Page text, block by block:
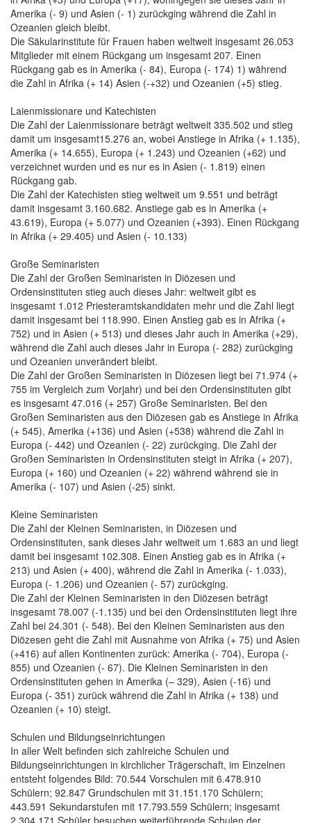
Amerika (- 9) und Asien (- 1) zurückging während die Zahl in
Ozeanien gleich bleibt.
Die Säkularinstitute für Frauen haben weltweit insgesamt 26.053
Mitglieder mit einem Rückgang um insgesamt 207. Einen
Rückgang gab es in Amerika (- 84), Europa (- 174) 1) während
die Zahl in Afrika (+ 14) Asien (-+32) und Ozeanien (+5) stieg.
Laienmissionare und Katechisten
Die Zahl der Laienmissionare beträgt weltweit 335.502 und stieg
damit um insgesamt15.276 an, wobei Anstiege in Afrika (+ 1.135),
Amerika (+ 14.655), Europa (+ 1.243) und Ozeanien (+62) und
verzeichnet wurden und es nur es in Asien (- 1.819) einen
Rückgang gab.
Die Zahl der Katechisten stieg weltweit um 9.551 und beträgt
damit insgesamt 3.160.682. Anstiege gab es in Amerika (+
43.619), Europa (+ 5.077) und Ozeanien (+393). Einen Rückgang
in Afrika (+ 29.405) und Asien (- 10.133)
Große Seminaristen
Die Zahl der Großen Seminaristen in Diözesen und
Ordensinstituten stieg auch dieses Jahr: weltweit gibt es
insgesamt 1.012 Priesteramtskandidaten mehr und die Zahl liegt
damit insgesamt bei 118.990. Einen Anstieg gab es in Afrika (+
752) und in Asien (+ 513) und dieses Jahr auch in Amerika (+29),
während die Zahl auch dieses Jahr in Europa (- 282) zurückging
und Ozeanien unverändert bleibt.
Die Zahl der Großen Seminaristen in Diözesen liegt bei 71.974 (+
755 im Vergleich zum Vorjahr) und bei den Ordensinstituten gibt
es insgesamt 47.016 (+ 257) Große Seminaristen. Bei den
Großen Seminaristen aus den Diözesen gab es Anstiege in Afrika
(+ 545), Amerika (+136) und Asien (+538) während die Zahl in
Europa (- 442) und Ozeanien (- 22) zurückging. Die Zahl der
Großen Seminaristen in Ordensinstituten steigt in Afrika (+ 207),
Europa (+ 160) und Ozeanien (+ 22) während während sie in
Amerika (- 107) und Asien (-25) sinkt.
Kleine Seminaristen
Die Zahl der Kleinen Seminaristen, in Diözesen und
Ordensinstituten, sank dieses Jahr weltweit um 1.683 an und liegt
damit bei insgesamt 102.308. Einen Anstieg gab es in Afrika (+
213) und Asien (+ 400), während die Zahl in Amerika (- 1.033),
Europa (- 1.206) und Ozeanien (- 57) zurückging.
Die Zahl der Kleinen Seminaristen in den Diözesen beträgt
insgesamt 78.007 (-1.135) und bei den Ordensinstituten liegt ihre
Zahl bei 24.301 (- 548). Bei den Kleinen Seminaristen aus den
Diözesen geht die Zahl mit Ausnahme von Afrika (+ 75) und Asien
(+416) auf allen Kontinenten zurück: Amerika (- 704), Europa (-
855) und Ozeanien (- 67). Die Kleinen Seminaristen in den
Ordensinstituten gehen in Amerika (– 329), Asien (-16) und
Europa (- 351) zurück während die Zahl in Afrika (+ 138) und
Ozeanien (+ 10) steigt.
Schulen und Bildungseinrichtungen
In aller Welt befinden sich zahlreiche Schulen und
Bildungseinrichtungen in kirchlicher Trägerschaft, im Einzelnen
entsteht folgendes Bild: 70.544 Vorschulen mit 6.478.910
Schülern; 92.847 Grundschulen mit 31.151.170 Schülern;
443.591 Sekundarstufen mit 17.793.559 Schülern; insgesamt
2.304.171 Schüler besuchen weiterführende Schulen der